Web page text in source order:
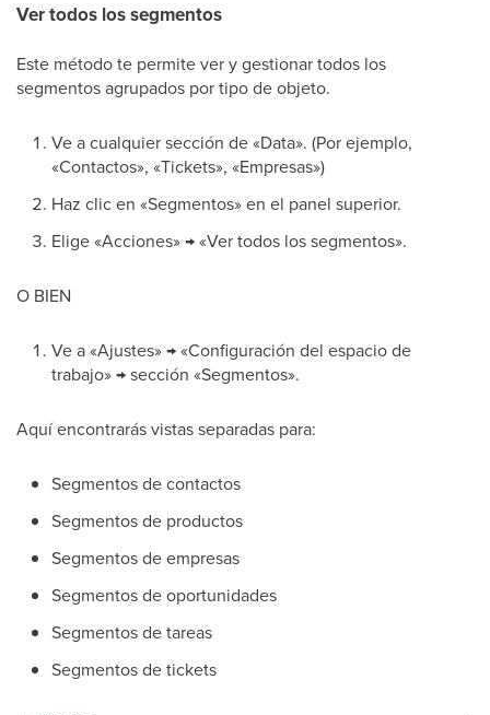
Ver todos los segmentos
Este método te permite ver y gestionar todos los
segmentos agrupados por tipo de objeto.
Ve a cualquier sección de «Data». (Por ejemplo,
«Contactos», «Tickets», «Empresas»)
Haz clic en «Segmentos» en el panel superior.
Elige «Acciones» → «Ver todos los segmentos».
O BIEN
Ve a «Ajustes» → «Configuración del espacio de
trabajo» → sección «Segmentos».
Aquí encontrarás vistas separadas para:
Segmentos de contactos
Segmentos de productos
Segmentos de empresas
Segmentos de oportunidades
Segmentos de tareas
Segmentos de tickets